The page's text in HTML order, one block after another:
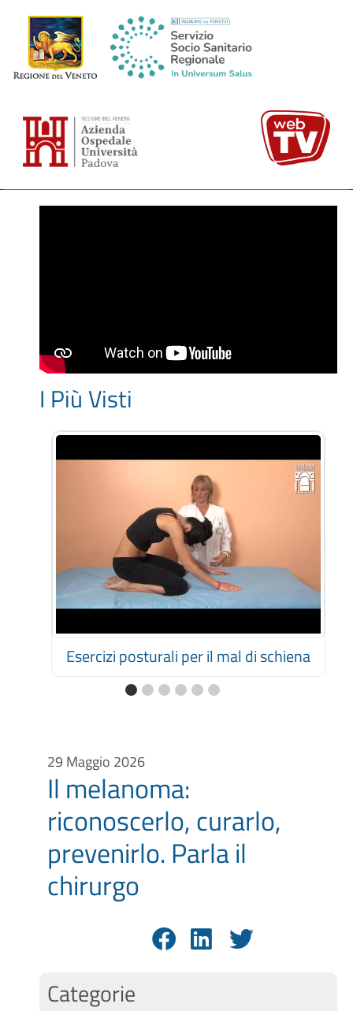
I Più Visti
Esercizi posturali per il mal di schiena
29 Maggio 2026
Il melanoma:
riconoscerlo, curarlo,
prevenirlo. Parla il
chirurgo
Categorie